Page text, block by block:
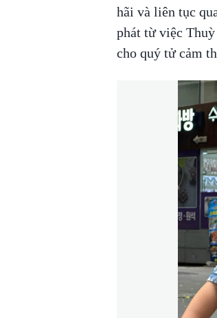
hãi và liên tục
phát từ việc
cho quý tử cảm